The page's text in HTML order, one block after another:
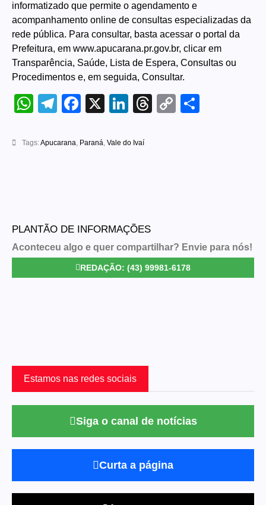
informatizado que permite o agendamento e
acompanhamento online de consultas especializadas da
rede pública. Para consultar, basta acessar o portal da
Prefeitura, em www.apucarana.pr.gov.br, clicar em
Transparência, Saúde, Lista de Espera, Consultas ou
Procedimentos e, em seguida, Consultar.
WhatsApp
Telegram
Facebook
X LinkedIn
Threads
Copy
Tags:Apucarana, Paraná, Vale do Ivaí
PLANTÃO DE INFORMAÇÕES
Aconteceu algo e quer compartilhar? Envie para nós!
REDAÇÃO: (43) 99981-6178
Estamos nas redes sociais
Siga o canal de notícias
Curta a página